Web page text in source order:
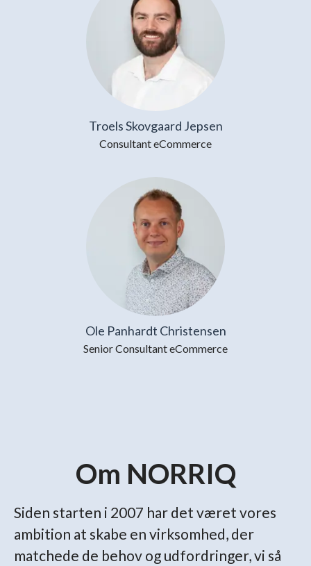
Troels Skovgaard Jepsen
Consultant eCommerce
Ole Panhardt Christensen
Senior Consultant eCommerce
Om NORRIQ
Siden starten i 2007 har det været vores
ambition at skabe en virksomhed, der
matchede de behov og udfordringer, vi så